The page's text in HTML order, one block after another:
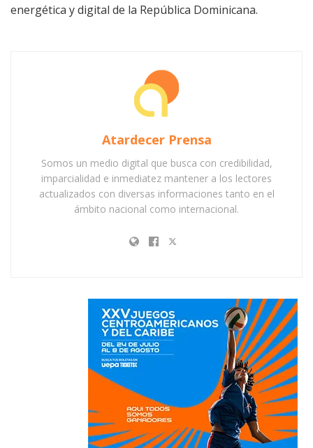
energética y digital de la República Dominicana.
Atardecer Prensa
Somos un medio digital que busca con credibilidad,
imparcialidad e inmediatez mantener a los lectores
actualizados con diversas informaciones tanto en el
ámbito nacional como internacional.